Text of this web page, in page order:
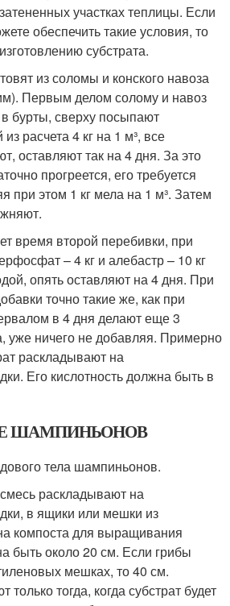
участках теплицы. Если
обеспечить такие условия, то
субстрата.
из соломы и конского навоза
Первым делом солому и навоз
бурты, сверху посыпают
расчета 4 кг на 1 м³, все
оставляют так на 4 дня. За это
прогреется, его требуется
при этом 1 кг мела на 1 м³. Затем
время второй перебивки, при
– 4 кг и алебастр – 10 кг
опять оставляют на 4 дня. При
точно такие же, как при
в 4 дня делают еще 3
уже ничего не добавляя. Примерно
раскладывают на
Его кислотность должна быть в
ШАМПИНЬОНОВ
тела шампиньонов.
раскладывают на
в ящики или мешки из
компоста для выращивания
быть около 20 см. Если грибы
мешках, то 40 см.
тогда, когда субстрат будет